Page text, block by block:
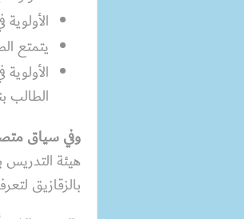
يتمتع
الطالب
وفي سياق
هيئة التدريس
بالزقازيق